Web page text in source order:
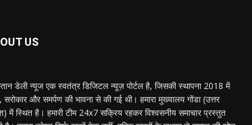
US
डेली न्यूज एक स्वतंत्र डिजिटल न्यूज़ पोर्टल है, जिसकी स्थापना 2018 में
सरोकार और समर्पण की भावना से की गई थी। हमारा मुख्यालय गोंडा (उत्तर
में स्थित है। हमारी टीम 24x7 सक्रिय रहकर विश्वसनीय समाचार प्रस्तुत